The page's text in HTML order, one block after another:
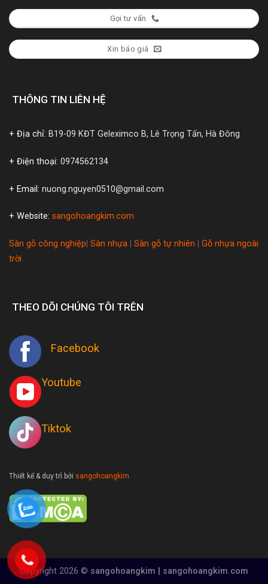
Gọi tư vấn
Xin báo giá
THÔNG TIN LIÊN HỆ
+ Địa chỉ: B19-09 KĐT Geleximco B, Lê Trọng Tấn, Hà Đông
+ Điện thoại: 0974562134
+ Email: nuong.nguyen0510@gmail.com
+ Website: sangohoangkim.com
Sàn gỗ công nghiệp Sàn nhựa Sàn gỗ tự nhiên
Gỗ nhựa ngoài
trời
THEO DÕI CHÚNG TÔI TRÊN
Facebook
Youtube
Tiktok
Thiết kế & duy trì bởi sangohoangkim
Copyright 2026 © sangohoangkim | sangohoangkim.com